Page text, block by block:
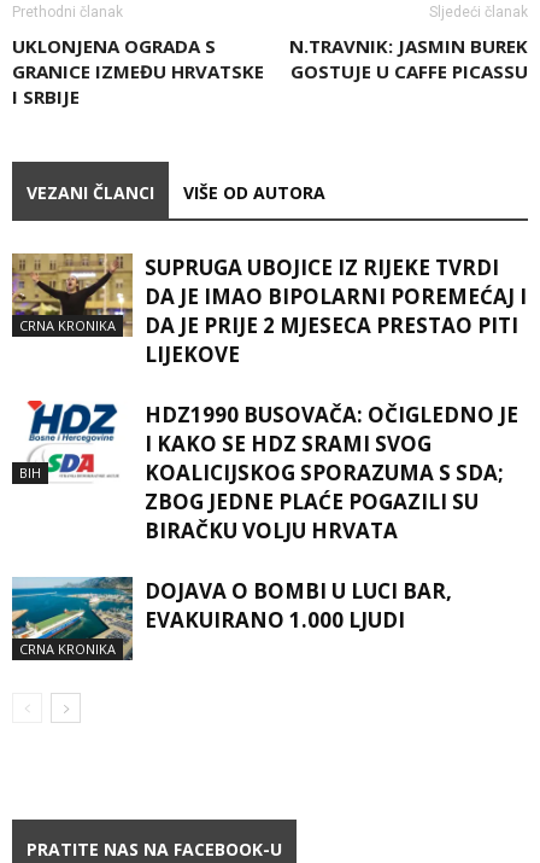
Prethodni članak
UKLONJENA OGRADA S
GRANICE IZMEĐU HRVATSKE
I SRBIJE
Sljedeći članak
N.TRAVNIK: JASMIN BUREK
GOSTUJE U CAFFE PICASSU
VEZANI ČLANCI VIŠE OD AUTORA
CRNA KRONIKA
SUPRUGA UBOJICE IZ RIJEKE TVRDI
DA JE IMAO BIPOLARNI POREMEĆAJ I
DA JE PRIJE 2 MJESECA PRESTAO PITI
LIJEKOVE
BIH
HDZ1990 BUSOVAČA: OČIGLEDNO JE
I KAKO SE HDZ SRAMI SVOG
KOALICIJSKOG SPORAZUMA S SDA;
ZBOG JEDNE PLAĆE POGAZILI SU
BIRAČKU VOLJU HRVATA
CRNA KRONIKA
DOJAVA O BOMBI U LUCI BAR,
EVAKUIRANO 1.000 LJUDI
PRATITE NAS NA FACEBOOK-U